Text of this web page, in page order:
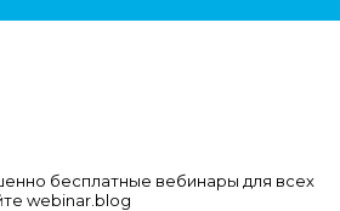
бесплатные вебинары для всех
webinar.blog